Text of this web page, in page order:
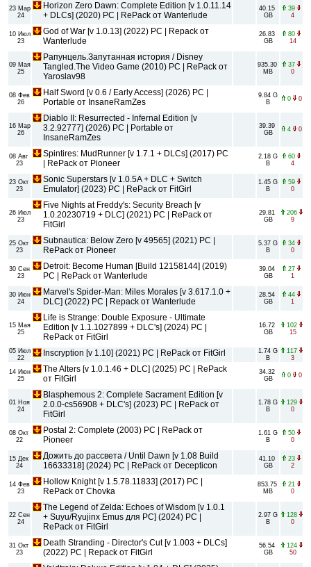
23 Мар
24
Horizon Zero Dawn: Complete Edition [v 1.0.11.14
+ DLCs] (2020) PC | RePack от Wanterlude
40.15
GB
39
4
10 Июл
23
God of War [v 1.0.13] (2022) PC | Repack от
Wanterlude
26.83
GB
80
14
09 Мая
25
Рапунцель.Запутанная история / Disney
Tangled.The Video Game (2010) PC | RePack от
Yaroslav98
935.30
MB
37
0
08 Фев
26
Half Sword [v 0.6 / Early Access] (2026) PC |
Portable от InsaneRamZes
9.84 G
B
0 0
16 Мар
26
Diablo II: Resurrected - Infernal Edition [v
3.2.92777] (2026) PC | Portable от
InsaneRamZes
39.39
GB
4 0
08 Авг
23
Spintires: MudRunner [v 1.7.1 + DLCs] (2017) PC
| RePack от Pioneer
2.18 G
B
60
4
23 Окт
23
Sonic Superstars [v 1.0.5A + DLC + Switch
Emulator] (2023) PC | RePack от FitGirl
1.45 G
B
59
0
26 Июл
23
Five Nights at Freddy's: Security Breach [v
1.0.20230719 + DLC] (2021) PC | RePack от
FitGirl
29.81
GB
206
9
25 Окт
23
Subnautica: Below Zero [v 49565] (2021) PC |
RePack от Pioneer
5.37 G
B
34
0
30 Сен
23
Detroit: Become Human [Build 12158144] (2019)
PC | RePack от Wanterlude
39.04
GB
27
1
30 Июн
24
Marvel's Spider-Man: Miles Morales [v 3.617.1.0 +
DLC] (2022) PC | Repack от Wanterlude
28.54
GB
44
1
15 Мая
25
Life is Strange: Double Exposure - Ultimate
Edition [v 1.1.1027899 + DLC's] (2024) PC |
RePack от FitGirl
16.72
GB
102
15
05 Июл
22
Inscryption [v 1.10] (2021) PC | RePack от FitGirl
1.74 G
B
117
3
14 Июн
25
The Alters [v 1.0.1.46 + DLC] (2025) PC | RePack
от FitGirl
34.32
GB
0 0
01 Ноя
24
Blasphemous 2: Complete Sacrament Edition [v
2.0.0-cs56908 + DLC's] (2023) PC | RePack от
FitGirl
1.78 G
B
129
0
08 Окт
22
Postal 2: Complete (2003) PC | RePack от
Pioneer
1.61 G
B
50
0
15 Дек
24
Дожить до рассвета / Until Dawn [v 1.08 Build
16633318] (2024) PC | RePack от Decepticon
41.10
GB
23
2
14 Фев
23
Hollow Knight [v 1.5.78.11833] (2017) PC |
RePack от Chovka
853.75
MB
21
0
22 Сен
24
The Legend of Zelda: Echoes of Wisdom [v 1.0.1
+ Suyu/Ryujinx Emus для PC] (2024) PC |
RePack от FitGirl
2.97 G
B
128
0
31 Окт
23
Death Stranding - Director's Cut [v 1.003 + DLCs]
(2022) PC | Repack от FitGirl
56.54
GB
124
50